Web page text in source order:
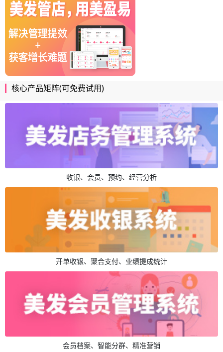
核心产品矩阵(可免费试用)
收银、会员、预约、经营分析
开单收银、聚合支付、业绩提成统计
会员档案、智能分群、精准营销